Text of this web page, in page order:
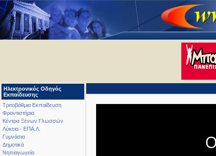
Ηλεκτρονικός Οδηγός
Εκπαίδευσης
Τριτοβάθμια Εκπαίδευση
Φροντιστήρια
Κέντρα Ξένων Γλωσσών
Λύκεια - ΕΠΑ.Λ.
Γυμνάσια
Δημοτικά
Νηπιαγωγεία